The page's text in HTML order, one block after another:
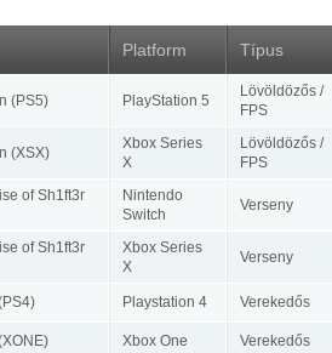
Platform Típus
(PS5) PlayStation 5
Lövöldözős /
FPS
(XSX)
Xbox Series
X
Lövöldözős /
FPS
of Sh1ft3r
Nintendo
Switch
Verseny
of Sh1ft3r
Xbox Series
X
Verseny
Playstation 4 Verekedős
Xbox One Verekedős